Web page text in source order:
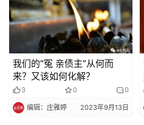
我们的“冤 亲债主”从何而
来？又该如何化解？
3 0 0
编辑：庄雅婷 2023年9月13日